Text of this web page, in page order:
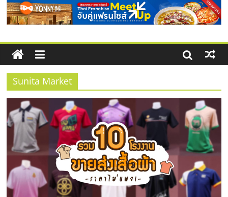
วิธีเลือกผู้ให้บริการให้คุ้มค่าและตอบ
โจทย์ธุรกิจ
ข้อมูล
ธุรกิจ
SME
แห่ง
ประเทศไทย,
ThaiSMEsCenter,
Sunita Market